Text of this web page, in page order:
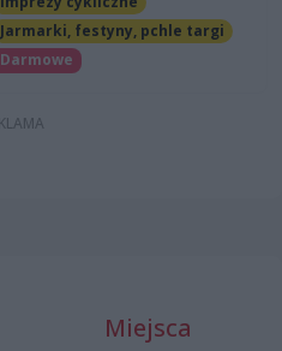
Jarmarki, festyny, pchle targi
Darmowe
Miejsca